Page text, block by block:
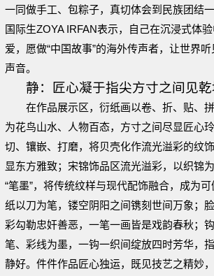
一同做手工、包粽子，真切体会到民族团结
国际生ZOYA IRFAN表示，自己在沉浸式体
爱，愿做“中国故事”的海外传声者，让世界
声音。
静：匠心凝于指尖方寸之间见乾
在作品展示区，衍纸画以卷、折、贴、
为花鸟山水、人物百态，方寸之间尽显匠心
切、镶嵌、打磨，将贝壳化作流光溢彩的纹
显东方雅致；宋锦饰品区流光溢彩，以织锦
“笔墨”，将传统纹样与现代配饰融合，成为
纸以刀为笔，镂空阴阳之间镌刻世间万象；
彩勾勒忠奸善恶，一笔一画皆是戏韵春秋；
笔、彩线为墨，一钩一织间绽放四时芳华，
静好。件件作品匠心独运，既见技艺之精妙